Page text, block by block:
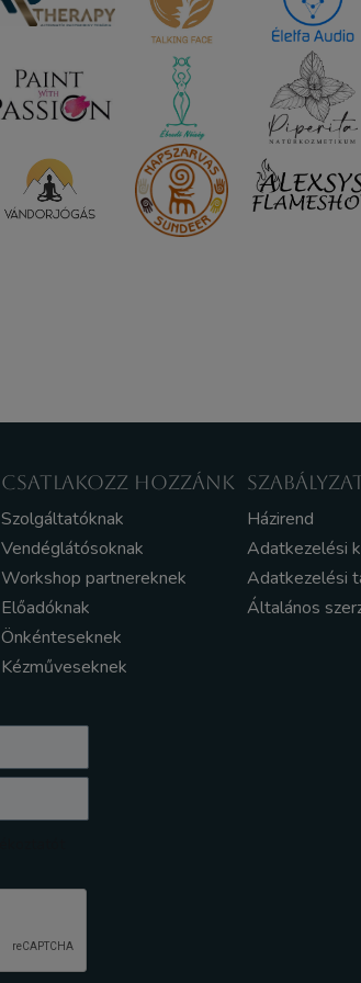
CSATLAKOZZ HOZZÁNK
Szolgáltatóknak
Vendéglátósoknak
Workshop partnereknek
Előadóknak
Önkénteseknek
Kézműveseknek
Házirend
Adatkezelési
Adatkezelési
Általános